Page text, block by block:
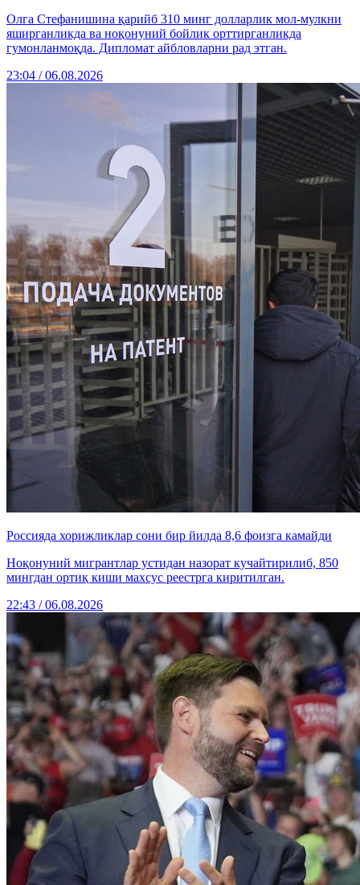
Олга Стефанишина қарийб 310 минг долларлик мол-мулкни
яширганликда ва ноқонуний бойлик орттирганликда
гумонланмоқда. Дипломат айбловларни рад этган.
23:04 / 06.08.2026
Россияда хорижликлар сони бир йилда 8,6 фоизга камайди
Ноқонуний мигрантлар устидан назорат кучайтирилиб, 850
мингдан ортиқ киши махсус реестрга киритилган.
22:43 / 06.08.2026